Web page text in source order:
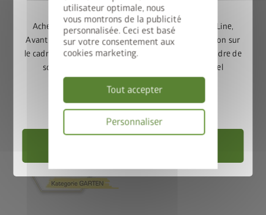
utilisateur optimale, nous
vous montrons de la publicité
personnalisée. Ceci est basé
sur votre consentement aux
cookies marketing.
Tout accepter
Personnaliser
confidentialité
Achetez un abri de jardin Europa, Panorama, HighLine,
AvantGarde ou Neo et bénéficiez de 50% de réduction sur
le cadre de sol assorti. Ajoutez l’abri de jardin et le cadre de
sol au panier, puis saisissez le code promotionnel
Valable jusqu’au 31/08/2026.